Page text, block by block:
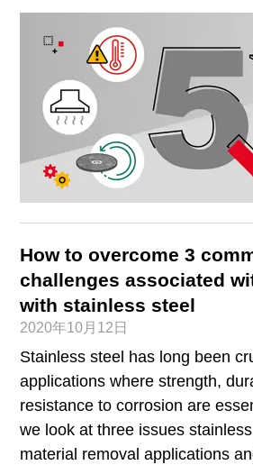
How to overcome 3
challenges associated
with stainless steel
2020年10月12日
Stainless steel has long been
applications where strength,
resistance to corrosion are
we look at three issues
material removal applications